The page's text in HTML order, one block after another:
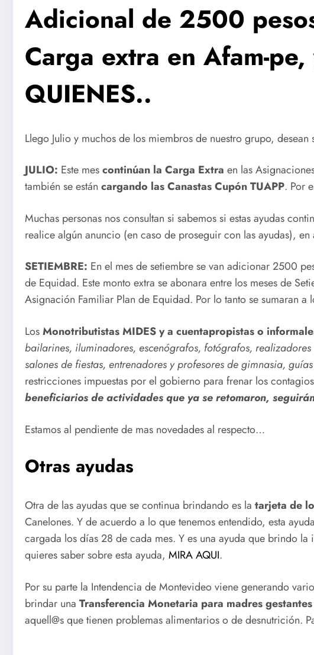
Adicional de 2500
Carga extra en Afam-
QUIENES..
Llego Julio y muchos de los miembros de nuestro grupo,
JULIO: Este mescontinúan la Carga Extra en las
también se están cargando las Canastas Cupón TUAPP. Por
Muchas personas nos consultan si sabemos si estas ayudas
realice algún anuncio (en caso de proseguir con las ayudas), en
SETIEMBRE: En el mes de setiembre se van adicionar 2500
de Equidad. Este monto extra se abonara entre los meses de
Asignación Familiar Plan de Equidad. Por lo tanto se sumaran
LosMonotributistas MIDES y a cuentapropistas o
bailarines, iluminadores, escenógrafos, fotógrafos,
salones de fiestas, entrenadores y profesores de gimnasia,
restricciones impuestas por el gobierno para frenar los
beneficiarios de actividades que ya se retomaron,
Estamos al pendiente de mas novedades al respecto…
Otras ayudas
Otra de las ayudas que se continua brindando es la tarjeta de
Canelones. Y de acuerdo a lo que tenemos entendido, esta
cargada los días 28 de cada mes. Y es una ayuda que brindo
quieres saber sobre esta ayuda, MIRA AQUI.
Por su parte la Intendencia de Montevideo viene generando
brindar una Transferencia Monetaria para madres
aquell@s que tienen problemas alimentarios o de desnutrición.